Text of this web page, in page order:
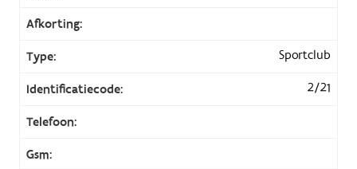
Afkorting:
Type: Sportclub
Identificatiecode: 2/21
Telefoon:
Gsm: